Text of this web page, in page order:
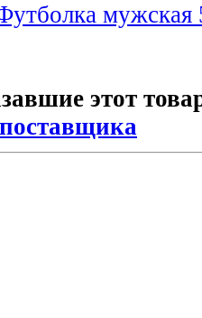
мужская
этот